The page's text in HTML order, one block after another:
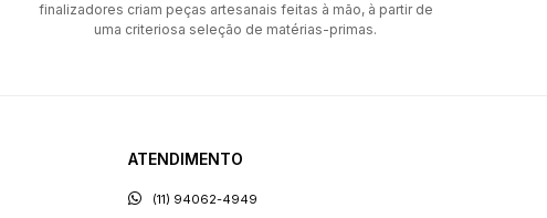
finalizadores criam peças artesanais feitas à mão, à partir de
uma criteriosa seleção de matérias-primas.
ATENDIMENTO
(11) 94062-4949